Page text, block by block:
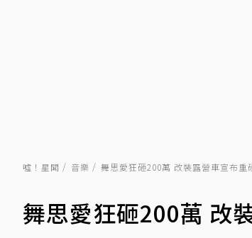
噓！星聞 音樂 舞思愛狂砸200萬 改裝露營車宣布重
舞思愛狂砸200萬 改